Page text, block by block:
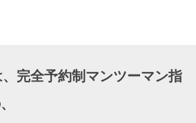
完全予約制マンツーマン指